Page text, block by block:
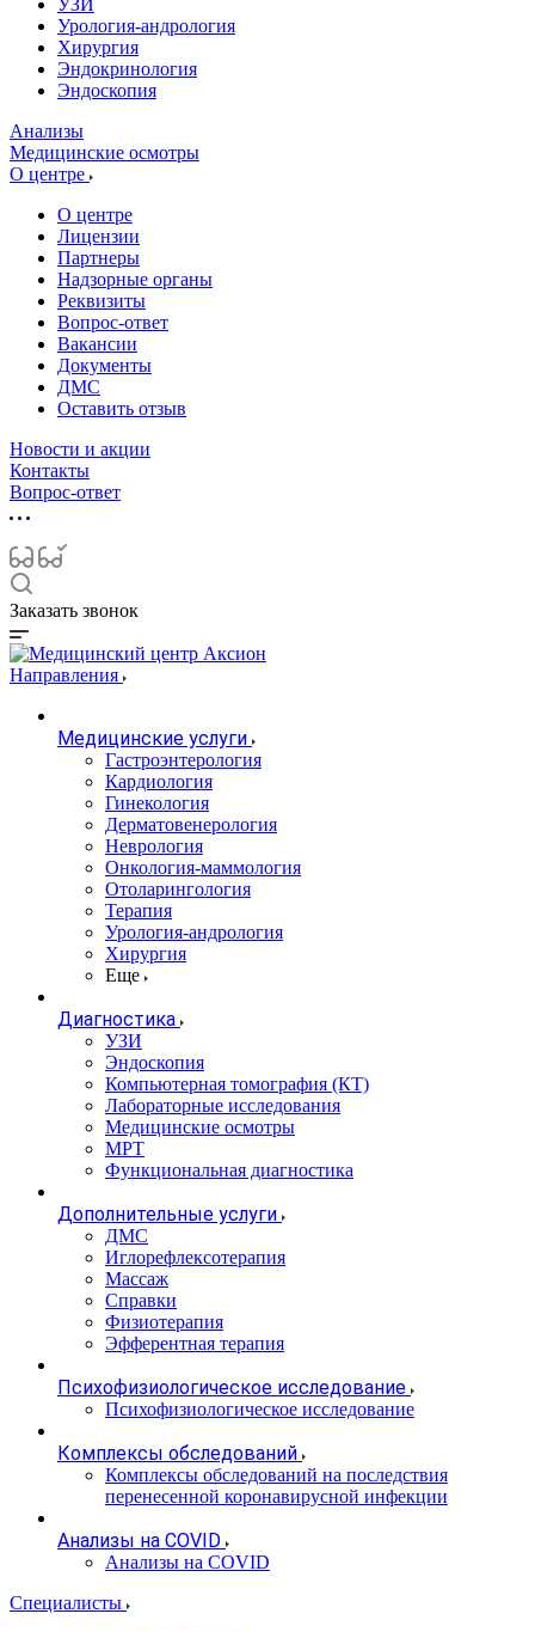
УЗИ
Урология-андрология
Хирургия
Эндокринология
Эндоскопия
Анализы
Медицинские осмотры
О центре
О центре
Лицензии
Партнеры
Надзорные органы
Реквизиты
Вопрос-ответ
Вакансии
Документы
ДМС
Оставить отзыв
Новости и акции
Контакты
Вопрос-ответ
Заказать звонок
Направления
Медицинские услуги
Гастроэнтерология
Кардиология
Гинекология
Дерматовенерология
Неврология
Онкология-маммология
Отоларингология
Терапия
Урология-андрология
Хирургия
Еще
Диагностика
УЗИ
Эндоскопия
Компьютерная томография (КТ)
Лабораторные исследования
Медицинские осмотры
МРТ
Функциональная диагностика
Дополнительные услуги
ДМС
Иглорефлексотерапия
Массаж
Справки
Физиотерапия
Эфферентная терапия
Психофизиологическое исследование
Психофизиологическое исследование
Комплексы обследований
Комплексы обследований на последствия
перенесенной коронавирусной инфекции
Анализы на COVID
Анализы на COVID
Специалисты